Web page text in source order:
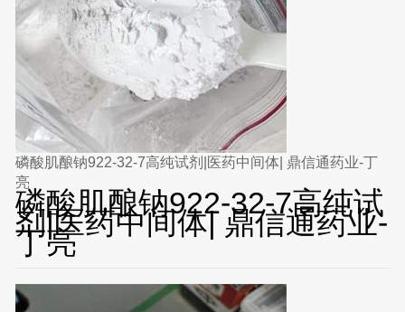
磷酸肌酿钠922-32-7高纯试剂|医药中间体| 鼎信通药业-丁
亮
磷酸肌酿钠922-32-7高纯试
剂|医药中间体| 鼎信通药业-
丁亮